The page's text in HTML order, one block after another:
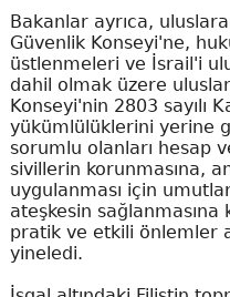
Bakanlar ayrıca,
Güvenlik Konseyi'ne,
üstlenmeleri ve İsrail'i
dahil olmak üzere
Konseyi'nin 2803 sayılı
yükümlülüklerini yerine
sorumlu olanları hesap
sivillerin korunmasına,
uygulanması için
ateşkesin sağlanmasına
pratik ve etkili önlemler
yineledi.